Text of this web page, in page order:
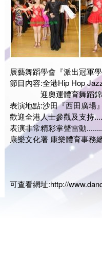
展藝舞蹈學會『派出冠軍
節目內容:全港Hip Hop
迎奧運體育舞蹈錦標
表演地點:沙田『西田廣場
歡迎全港人士參觀及支持
表演非常精彩掌聲雷動
康樂文化署 康樂體育事務
展藝
會長:
日期
可查看網址:http://